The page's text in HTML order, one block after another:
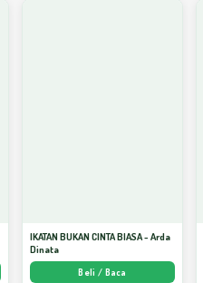
IKATAN BUKAN CINTA BIASA - Arda
Dinata
Beli / Baca